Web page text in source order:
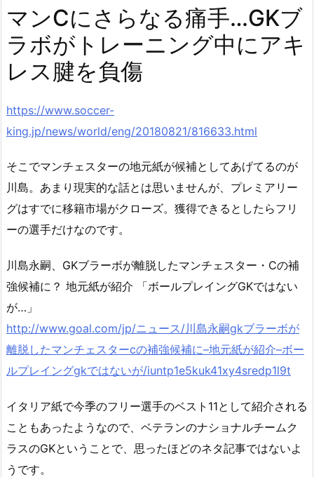
マンCにさらなる痛手…GKブ
ラボがトレーニング中にアキ
レス腱を負傷
https://www.soccer-
king.jp/news/world/eng/20180821/816633.html
そこでマンチェスターの地元紙が候補としてあげてるのが
川島。あまり現実的な話とは思いませんが、プレミアリー
グはすでに移籍市場がクローズ。獲得できるとしたらフリ
ーの選手だけなのです。
川島永嗣、GKブラーボが離脱したマンチェスター・Cの補
強候補に？ 地元紙が紹介 「ボールプレイングGKではない
が…」
http://www.goal.com/jp/ニュース/川島永嗣gkブラーボが
離脱したマンチェスターcの補強候補に–地元紙が紹介–ボー
ルプレイングgkではないが/iuntp1e5kuk41xy4sredp1l9t
イタリア紙で今季のフリー選手のベスト11として紹介される
こともあったようなので、ベテランのナショナルチームク
ラスのGKということで、思ったほどのネタ記事ではないよ
うです。